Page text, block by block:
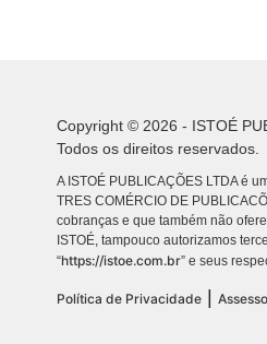
Copyright © 2026 - ISTOÉ
Todos os direitos reservados.
A ISTOÉ PUBLICAÇÕES LTDA é
TRES COMÉRCIO DE
cobranças e que também não
ISTOÉ, tampouco autorizamos
“https://istoe.com.br” e seus
Política de Privacidade